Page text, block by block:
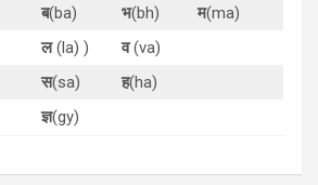
ब(ba) भ(bh) म(ma)
ल(la) ) व(va)
स(sa) ह(ha)
ज्ञ(gy)